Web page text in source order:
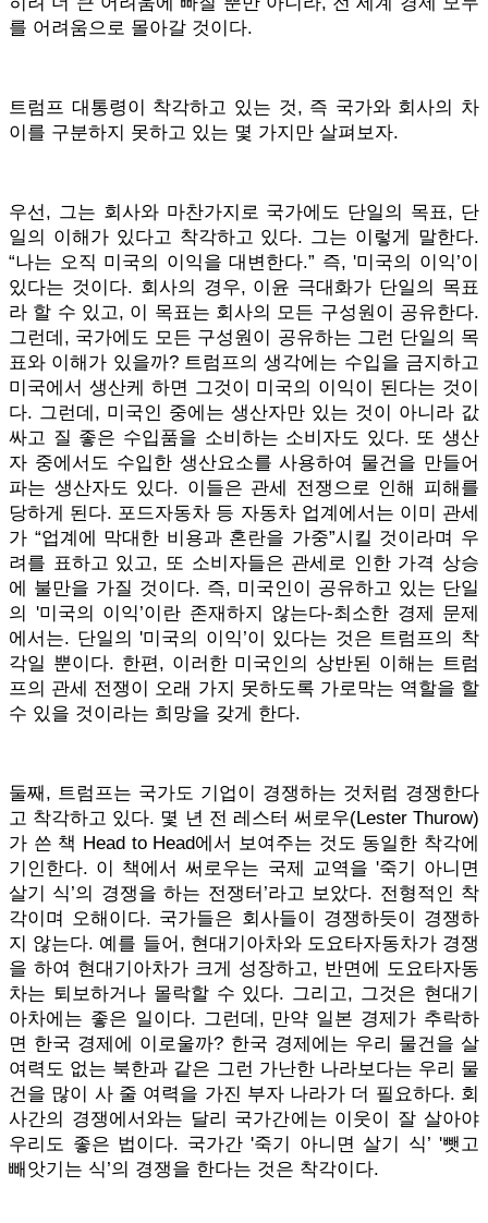
를 어려움으로 몰아갈 것이다.
트럼프 대통령이 착각하고 있는 것, 즉 국가와 회사의 차
이를 구분하지 못하고 있는 몇 가지만 살펴보자.
우선, 그는 회사와 마찬가지로 국가에도 단일의 목표, 단
일의 이해가 있다고 착각하고 있다. 그는 이렇게 말한다.
“나는 오직 미국의 이익을 대변한다.” 즉, '미국의 이익’이
있다는 것이다. 회사의 경우, 이윤 극대화가 단일의 목표
라 할 수 있고, 이 목표는 회사의 모든 구성원이 공유한다.
그런데, 국가에도 모든 구성원이 공유하는 그런 단일의 목
표와 이해가 있을까? 트럼프의 생각에는 수입을 금지하고
미국에서 생산케 하면 그것이 미국의 이익이 된다는 것이
다. 그런데, 미국인 중에는 생산자만 있는 것이 아니라 값
싸고 질 좋은 수입품을 소비하는 소비자도 있다. 또 생산
자 중에서도 수입한 생산요소를 사용하여 물건을 만들어
파는 생산자도 있다. 이들은 관세 전쟁으로 인해 피해를
당하게 된다. 포드자동차 등 자동차 업계에서는 이미 관세
가 “업계에 막대한 비용과 혼란을 가중”시킬 것이라며 우
려를 표하고 있고, 또 소비자들은 관세로 인한 가격 상승
에 불만을 가질 것이다. 즉, 미국인이 공유하고 있는 단일
의 '미국의 이익’이란 존재하지 않는다-최소한 경제 문제
에서는. 단일의 '미국의 이익’이 있다는 것은 트럼프의 착
각일 뿐이다. 한편, 이러한 미국인의 상반된 이해는 트럼
프의 관세 전쟁이 오래 가지 못하도록 가로막는 역할을 할
수 있을 것이라는 희망을 갖게 한다.
둘째, 트럼프는 국가도 기업이 경쟁하는 것처럼 경쟁한다
고 착각하고 있다. 몇 년 전 레스터 써로우(Lester Thurow)
가 쓴 책 Head to Head에서 보여주는 것도 동일한 착각에
기인한다. 이 책에서 써로우는 국제 교역을 '죽기 아니면
살기 식’의 경쟁을 하는 전쟁터’라고 보았다. 전형적인 착
각이며 오해이다. 국가들은 회사들이 경쟁하듯이 경쟁하
지 않는다. 예를 들어, 현대기아차와 도요타자동차가 경쟁
을 하여 현대기아차가 크게 성장하고, 반면에 도요타자동
차는 퇴보하거나 몰락할 수 있다. 그리고, 그것은 현대기
아차에는 좋은 일이다. 그런데, 만약 일본 경제가 추락하
면 한국 경제에 이로울까? 한국 경제에는 우리 물건을 살
여력도 없는 북한과 같은 그런 가난한 나라보다는 우리 물
건을 많이 사 줄 여력을 가진 부자 나라가 더 필요하다. 회
사간의 경쟁에서와는 달리 국가간에는 이웃이 잘 살아야
우리도 좋은 법이다. 국가간 '죽기 아니면 살기 식’ '뺏고
빼앗기는 식’의 경쟁을 한다는 것은 착각이다.